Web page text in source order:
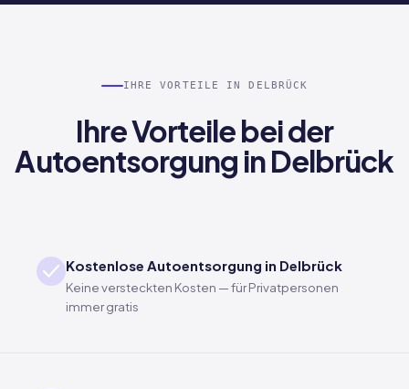
IHRE VORTEILE IN DELBRÜCK
Ihre Vorteile bei der
Autoentsorgung in Delbrück
Kostenlose Autoentsorgung in Delbrück
Keine versteckten Kosten — für Privatpersonen
immer gratis